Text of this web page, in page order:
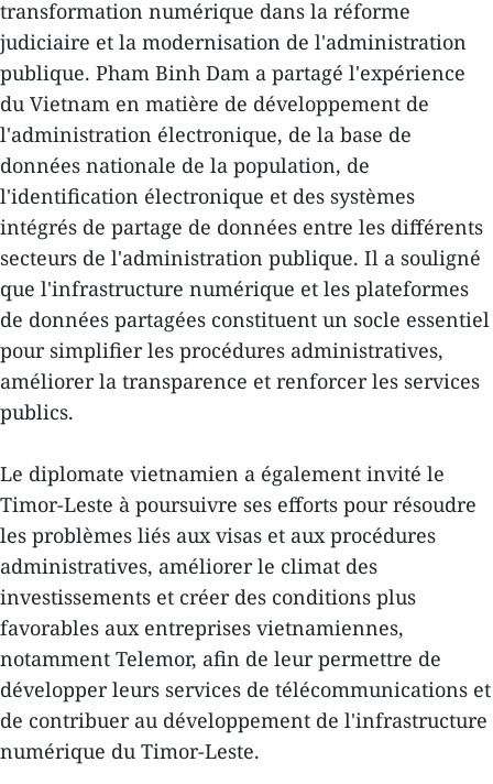
transformation numérique dans la réforme
judiciaire et la modernisation de l'administration
publique. Pham Binh Dam a partagé l'expérience
du Vietnam en matière de développement de
l'administration électronique, de la base de
données nationale de la population, de
l'identification électronique et des systèmes
intégrés de partage de données entre les différents
secteurs de l'administration publique. Il a souligné
que l'infrastructure numérique et les plateformes
de données partagées constituent un socle essentiel
pour simplifier les procédures administratives,
améliorer la transparence et renforcer les services
publics.
Le diplomate vietnamien a également invité le
Timor-Leste à poursuivre ses efforts pour résoudre
les problèmes liés aux visas et aux procédures
administratives, améliorer le climat des
investissements et créer des conditions plus
favorables aux entreprises vietnamiennes,
notamment Telemor, afin de leur permettre de
développer leurs services de télécommunications et
de contribuer au développement de l'infrastructure
numérique du Timor-Leste.